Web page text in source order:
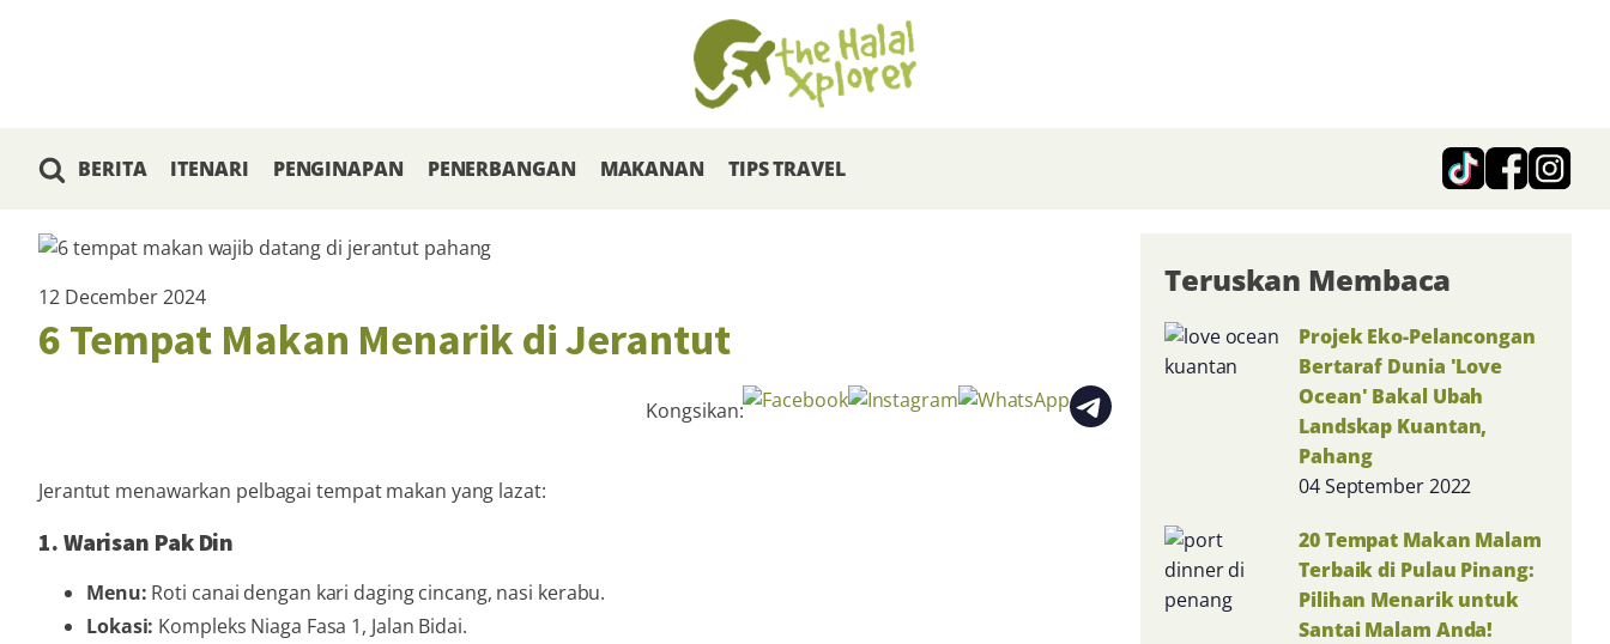
BERITA ITENARI PENGINAPAN PENERBANGAN MAKANAN TIPS TRAVEL
12 December 2024
6 Tempat Makan Menarik di Jerantut
Kongsikan:
Jerantut menawarkan pelbagai tempat makan yang lazat:
1. Warisan Pak Din
Menu: Roti canai dengan kari daging cincang, nasi kerabu.
Lokasi: Kompleks Niaga Fasa 1, Jalan Bidai.
Teruskan Membaca
Projek Eko-Pelancongan
Bertaraf Dunia 'Love
Ocean' Bakal Ubah
Landskap Kuantan,
Pahang
04 September 2022
20 Tempat Makan Malam
Terbaik di Pulau Pinang:
Pilihan Menarik untuk
Santai Malam Anda!